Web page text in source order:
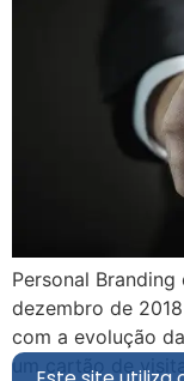
Personal
dezembro de
com a evolução
um cartão de